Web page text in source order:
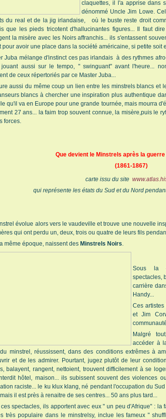
claquettes, il l'a apprise dans
dénommé Uncle Jim Lowe.
du real et de la jig irlandaise, où le buste reste droit
que les pieds tricotent d'hallucinantes figures... Il faut
la misère avec les Noirs affranchis... ils s'entassent
pour avoir une place dans la société américaine, si petite soit
Juba mélange d'instinct ces pas irlandais à des rythmes
jouant aussi sur le tempo, " swinguant" avant l'heure...
de ceux répertoriés par ce Master Juba...
aussi du même coup un lien entre les minstrels blancs et
blancs à chercher une inspiration plus authentique
qu'il va en Europe pour une grande tournée, mais mourra
27 ans... la faim trop souvent connue, la misère,puis le
forces.
Que devient le Minstrels après la
(1861-1867)
carte issu du site
qui représente les états du Sud et du Nord
évolue alors vers le vaudeville et trouve une nouvelle
qui ont perdu un, deux, trois ou quatre de leurs fils
même époque, naissent des Minstrels Noirs.
Sous la
spectacles,
carrière
Handy...
Ces
et Jim
Malgré
accéder à
minstrel, réussissent, dans des conditions extrêmes à
et de les admirer. Pourtant, jugez plutôt de leur
balayent, rangent, nettoient, trouvent difficilement à se
hôtel, maison... ils subissent souvent des violences
raciste... le ku klux klang, né pendant l'occupation du
il est près à renaitre de ses centres... 50 ans plus tard...
ces spectacles, ils apportent avec eux " un peu d'Afrique" :
très populaire dans le minstrelsy, inclue les fameux "